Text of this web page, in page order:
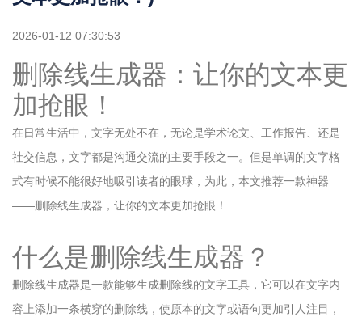
2026-01-12 07:30:53
删除线生成器：让你的文本更
加抢眼！
在日常生活中，文字无处不在，无论是学术论文、工作报告、还是
社交信息，文字都是沟通交流的主要手段之一。但是单调的文字格
式有时候不能很好地吸引读者的眼球，为此，本文推荐一款神器
——删除线生成器，让你的文本更加抢眼！
什么是删除线生成器？
删除线生成器是一款能够生成删除线的文字工具，它可以在文字内
容上添加一条横穿的删除线，使原本的文字或语句更加引人注目，